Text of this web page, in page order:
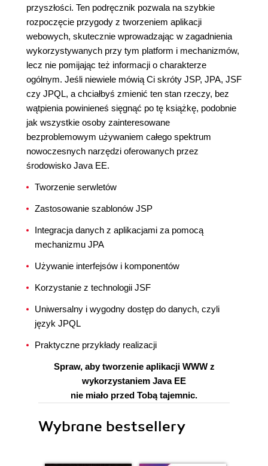
przyszłości. Ten podręcznik pozwala na szybkie
rozpoczęcie przygody z tworzeniem aplikacji
webowych, skutecznie wprowadzając w zagadnienia
wykorzystywanych przy tym platform i mechanizmów,
lecz nie pomijając też informacji o charakterze
ogólnym. Jeśli niewiele mówią Ci skróty JSP, JPA, JSF
czy JPQL, a chciałbyś zmienić ten stan rzeczy, bez
wątpienia powinieneś sięgnąć po tę książkę, podobnie
jak wszystkie osoby zainteresowane
bezproblemowym używaniem całego spektrum
nowoczesnych narzędzi oferowanych przez
środowisko Java EE.
Tworzenie serwletów
Zastosowanie szablonów JSP
Integracja danych z aplikacjami za pomocą
mechanizmu JPA
Używanie interfejsów i komponentów
Korzystanie z technologii JSF
Uniwersalny i wygodny dostęp do danych, czyli
język JPQL
Praktyczne przykłady realizacji
Spraw, aby tworzenie aplikacji WWW z
wykorzystaniem Java EE
nie miało przed Tobą tajemnic.
Wybrane bestsellery